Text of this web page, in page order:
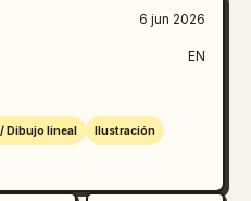
6 jun 2026
EN
Dibujo lineal Ilustración